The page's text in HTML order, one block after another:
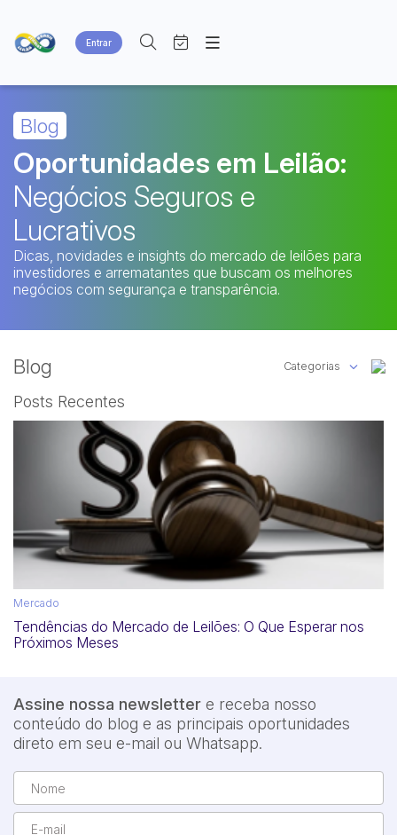
Entrar
Criar conta Entrar
Site
Agenda
Contato
Busca por categoria
Busca por palavra-chave
Categoria Subcategoria
Estados
Bairro Comitente
Faixa de valor
Home
Eventos
Fale Conosco
Blog
Oportunidades em Leilão:
Negócios Seguros e
Lucrativos
Dicas, novidades e insights do mercado de leilões para
investidores e arrematantes que buscam os melhores
negócios com segurança e transparência.
Mercado
Investimento
Radar
Segurança
Blog Categorias
Posts Recentes
Mercado
Tendências do Mercado de Leilões: O Que Esperar nos
Próximos Meses
Assine nossa newsletter e receba nosso
conteúdo do blog e as principais oportunidades
direto em seu e-mail ou Whatsapp.